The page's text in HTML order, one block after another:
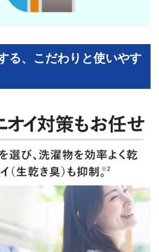
る、こだわりと使いやす